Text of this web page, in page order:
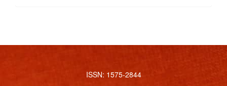
ISSN: 1575-2844